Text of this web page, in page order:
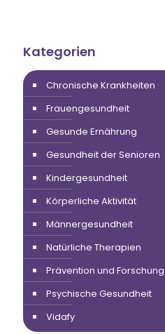
Kategorien
Chronische Krankheiten
Frauengesundheit
Gesunde Ernährung
Gesundheit der Senioren
Kindergesundheit
Körperliche Aktivität
Männergesundheit
Natürliche Therapien
Prävention und Forschung
Psychische Gesundheit
Vidafy